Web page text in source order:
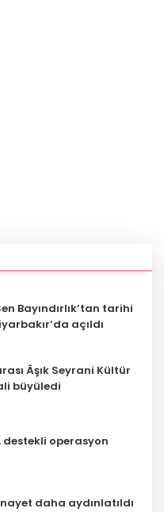
Bayındırlık’tan tarihi
açıldı
Âşık Seyrani Kültür
büyüledi
destekli operasyon
daha aydınlatıldı